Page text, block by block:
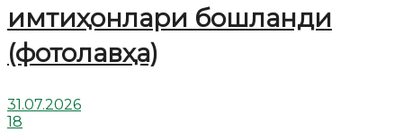
имтиҳонлари бошланди
(фотолавҳа)
31.07.2026
18